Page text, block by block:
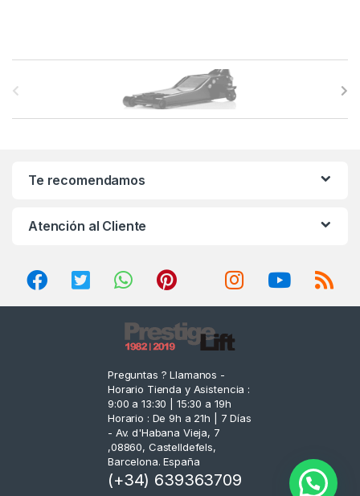
Te recomendamos
Atención al Cliente
Preguntas ? Llamanos -
Horario Tienda y Asistencia :
9:00 a 13:30 | 15:30 a 19h
Horario : De 9h a 21h | 7 Días
- Av. d'Habana Vieja, 7
,08860, Castelldefels,
Barcelona. España
(+34) 639363709